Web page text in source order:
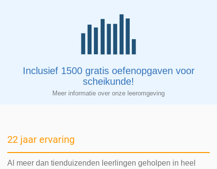
Inclusief 1500 gratis oefenopgaven voor
scheikunde!
Meer informatie over onze leeromgeving
22 jaar ervaring
Al meer dan tienduizenden leerlingen geholpen in heel